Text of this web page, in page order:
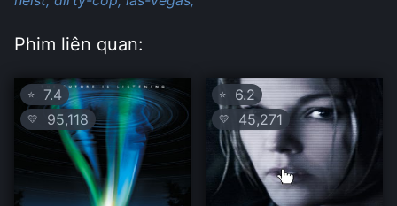
Phim liên quan:
⭐ 7.4
💛 95,118
⭐ 6.2
💛 45,271